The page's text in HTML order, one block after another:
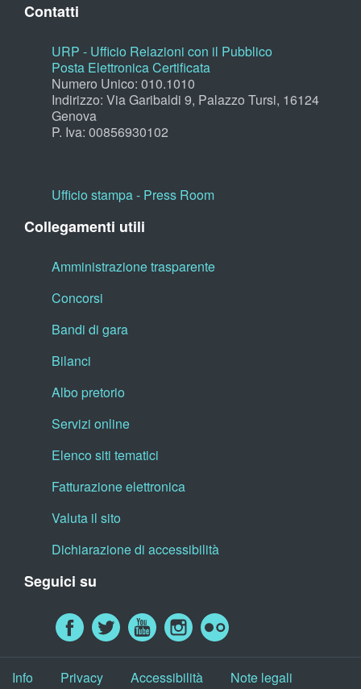
Contatti
URP - Ufficio Relazioni con il Pubblico
Posta Elettronica Certificata
Numero Unico: 010.1010
Indirizzo: Via Garibaldi 9, Palazzo Tursi, 16124
Genova
P. Iva: 00856930102
Ufficio stampa - Press Room
Collegamenti utili
Amministrazione trasparente
Concorsi
Bandi di gara
Bilanci
Albo pretorio
Servizi online
Elenco siti tematici
Fatturazione elettronica
Valuta il sito
Dichiarazione di accessibilità
Seguici su
Info Privacy Accessibilità Note legali